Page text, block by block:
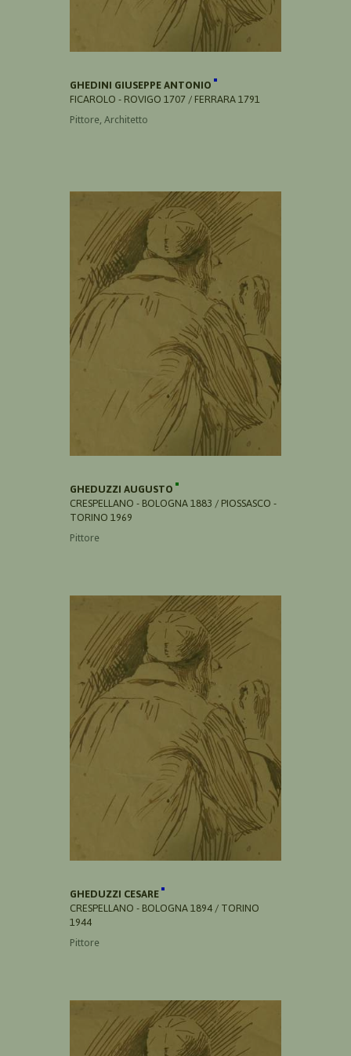
GHEDINI GIUSEPPE ANTONIO
FICAROLO - ROVIGO 1707 / FERRARA 1791
Pittore, Architetto
GHEDUZZI AUGUSTO
CRESPELLANO - BOLOGNA 1883 / PIOSSASCO -
TORINO 1969
Pittore
GHEDUZZI CESARE
CRESPELLANO - BOLOGNA 1894 / TORINO
1944
Pittore